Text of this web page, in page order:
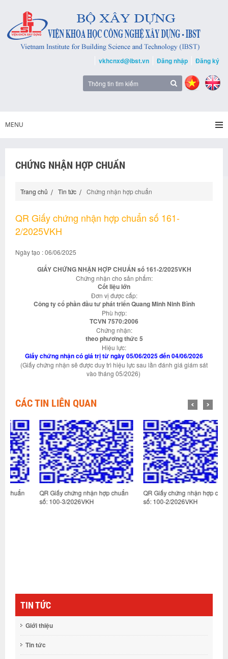
vkhcnxd@ibst.vn Đăng nhập Đăng ký
MENU
CHỨNG NHẬN HỢP CHUẨN
Trang chủ Tin tức Chứng nhận hợp chuẩn
QR Giấy chứng nhận hợp chuẩn số 161-
2/2025VKH
Ngày tạo : 06/06/2025
GIẤY CHỨNG NHẬN HỢP CHUẨN số 161-2/2025VKH
Chứng nhận cho sản phẩm:
Cốt liệu lớn
Đơn vị được cấp:
Công ty cổ phần đầu tư phát triển Quang Minh Ninh Bình
Phù hợp:
TCVN 7570:2006
Chứng nhận:
theo phương thức 5
Hiệu lực:
Giấy chứng nhận có giá trị từ ngày 05/06/2025 đến 04/06/2026
(Giấy chứng nhận sẽ được duy trì hiệu lực sau lần đánh giá giám sát
vào tháng 05/2026)
CÁC TIN LIÊN QUAN
QR Giấy chứng nhận hợp chuẩn
số: 100-3/2026VKH
QR Giấy chứng nhận hợp chuẩn
số: 100-2/2026VKH
TIN TỨC
Giới thiệu
Tin tức